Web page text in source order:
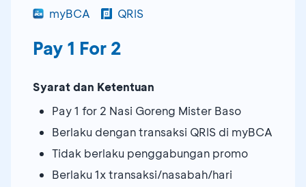
myBCA QRIS
Pay 1 For 2
Syarat dan Ketentuan
Pay 1 for 2 Nasi Goreng Mister Baso
Berlaku dengan transaksi QRIS di myBCA
Tidak berlaku penggabungan promo
Berlaku 1x transaksi/nasabah/hari